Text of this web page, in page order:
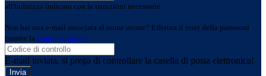
all'indirizzo indicato con le istruzioni necessarie.
Non hai una e-mail associata al nome utente? Effettua il reset della password
tramite la Login Spaggiari
E-mail inviata, si prega di controllare la casella di posta elettronica!